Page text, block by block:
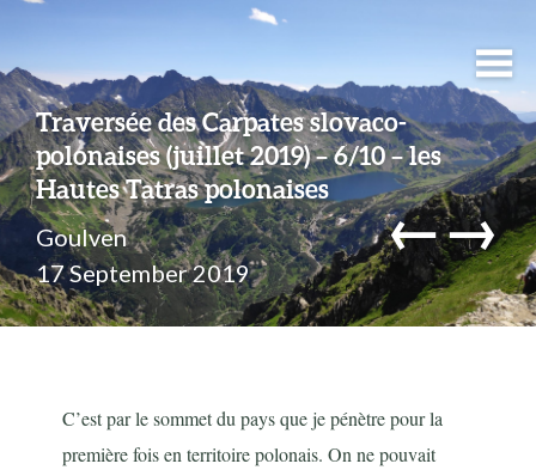
Traversée des Carpates slovaco-
polonaises (juillet 2019) – 6/10 – les
Hautes Tatras polonaises
Goulven
17 September 2019
←→
C’est par le sommet du pays que je pénètre pour la
première fois en territoire polonais. On ne pouvait